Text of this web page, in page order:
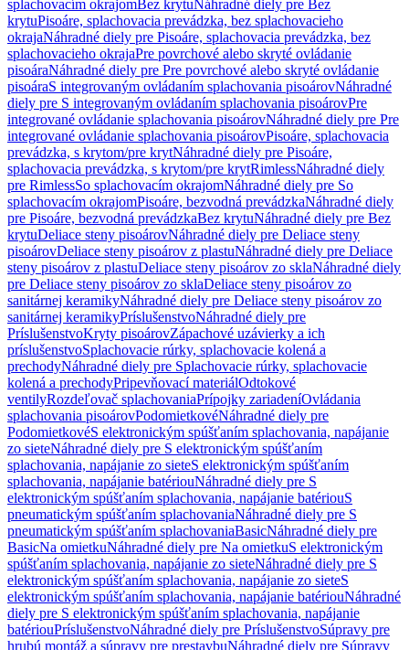
splachovacím okrajomBez krytuNáhradné diely pre Bez
krytuPisoáre, splachovacia prevádzka, bez splachovacieho
okrajaNáhradné diely pre Pisoáre, splachovacia prevádzka, bez
splachovacieho okrajaPre povrchové alebo skryté ovládanie
pisoáraNáhradné diely pre Pre povrchové alebo skryté ovládanie
pisoáraS integrovaným ovládaním splachovania pisoárovNáhradné
diely pre S integrovaným ovládaním splachovania pisoárovPre
integrované ovládanie splachovania pisoárovNáhradné diely pre Pre
integrované ovládanie splachovania pisoárovPisoáre, splachovacia
prevádzka, s krytom/pre krytNáhradné diely pre Pisoáre,
splachovacia prevádzka, s krytom/pre krytRimlessNáhradné diely
pre RimlessSo splachovacím okrajomNáhradné diely pre So
splachovacím okrajomPisoáre, bezvodná prevádzkaNáhradné diely
pre Pisoáre, bezvodná prevádzkaBez krytuNáhradné diely pre Bez
krytuDeliace steny pisoárovNáhradné diely pre Deliace steny
pisoárovDeliace steny pisoárov z plastuNáhradné diely pre Deliace
steny pisoárov z plastuDeliace steny pisoárov zo sklaNáhradné diely
pre Deliace steny pisoárov zo sklaDeliace steny pisoárov zo
sanitárnej keramikyNáhradné diely pre Deliace steny pisoárov zo
sanitárnej keramikyPríslušenstvoNáhradné diely pre
PríslušenstvoKryty pisoárovZápachové uzávierky a ich
príslušenstvoSplachovacie rúrky, splachovacie kolená a
prechodyNáhradné diely pre Splachovacie rúrky, splachovacie
kolená a prechodyPripevňovací materiálOdtokové
ventilyRozdeľovač splachovaniaPrípojky zariadeníOvládania
splachovania pisoárovPodomietkovéNáhradné diely pre
PodomietkovéS elektronickým spúšťaním splachovania, napájanie
zo sieteNáhradné diely pre S elektronickým spúšťaním
splachovania, napájanie zo sieteS elektronickým spúšťaním
splachovania, napájanie batériouNáhradné diely pre S
elektronickým spúšťaním splachovania, napájanie batériouS
pneumatickým spúšťaním splachovaniaNáhradné diely pre S
pneumatickým spúšťaním splachovaniaBasicNáhradné diely pre
BasicNa omietkuNáhradné diely pre Na omietkuS elektronickým
spúšťaním splachovania, napájanie zo sieteNáhradné diely pre S
elektronickým spúšťaním splachovania, napájanie zo sieteS
elektronickým spúšťaním splachovania, napájanie batériouNáhradné
diely pre S elektronickým spúšťaním splachovania, napájanie
batériouPríslušenstvoNáhradné diely pre PríslušenstvoSúpravy pre
hrubú montáž a súpravy pre prestavbuNáhradné diely pre Súpravy